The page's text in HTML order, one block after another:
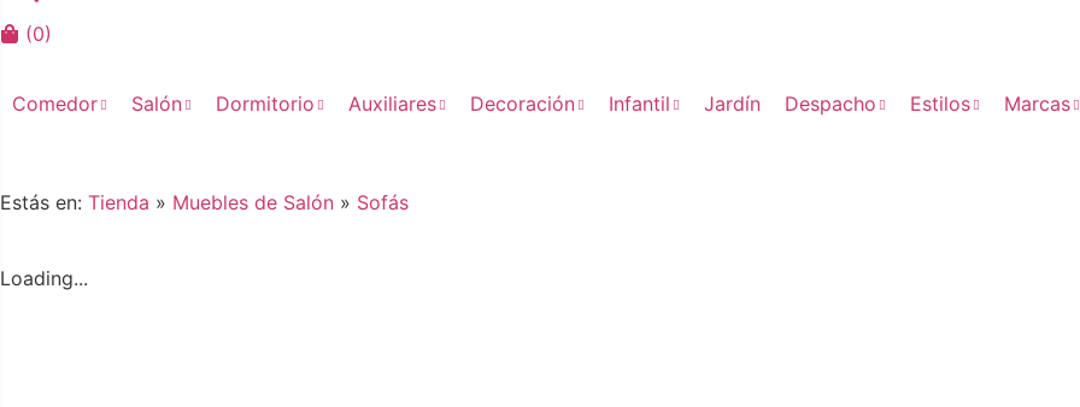
(0)
Comedor Salón Dormitorio Auxiliares Decoración Infantil Jardín Despacho Estilos Marcas
Estás en: Tienda » Muebles de Salón » Sofás
Loading...